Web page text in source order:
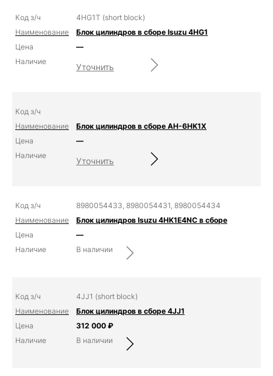
4HG1T (short block)
Блок цилиндров в сборе Isuzu 4HG1
—
Уточнить
Блок цилиндров в сборе AH-6HK1X
—
Уточнить
8980054433, 8980054431, 8980054434
Блок цилиндров Isuzu 4HK1E4NC в сборе
—
В наличии
4JJ1 (short block)
Блок цилиндров в сборе 4JJ1
312 000 ₽
В наличии